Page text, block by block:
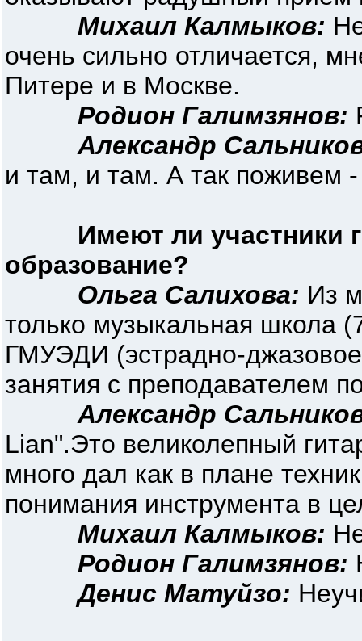
Михаил Калмыков:
очень сильно отличается,
Питере и в Москве.
Родион Галимзянов:
Александр
и там, и там. А так поживем
Имеют ли участники
образование?
Ольга Салихова: Из
только музыкальная школа
ГМУЭДИ (эстрадно-
занятия с преподавателем
Александр
Lian".Это великолепный
много дал как в плане
понимания инструмента в
Михаил Калмыков:
Родион Галимзянов:
Денис Матуйзо: